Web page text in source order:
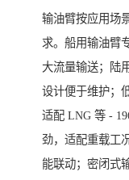
输油臂按应用场
求。船用输油臂
大流量输送；陆
设计便于维护；
适配 LNG 等 -
劲，适配重载工
能联动；密闭式